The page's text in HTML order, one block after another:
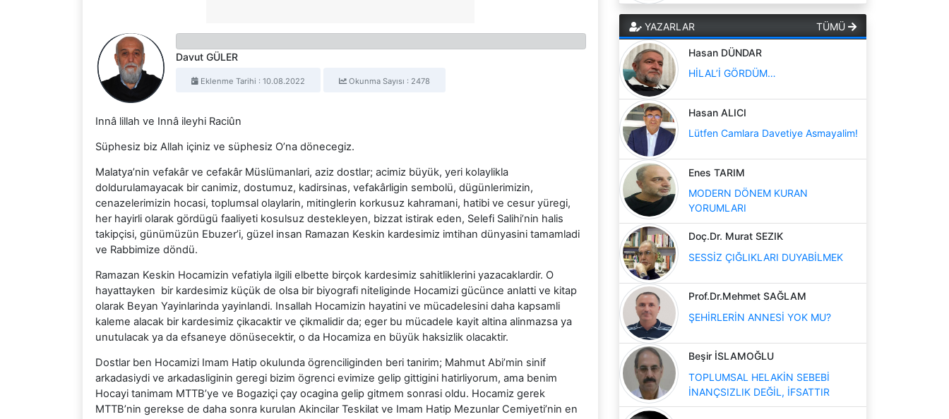
Davut GÜLER
Eklenme Tarihi : 10.08.2022 Okunma Sayısı : 2478
Innâ lillah ve Innâ ileyhi Raciûn
Süphesiz biz Allah içiniz ve süphesiz O’na dönecegiz.
Malatya’nin vefakâr ve cefakâr Müslümanlari, aziz dostlar; acimiz büyük, yeri kolaylikla
doldurulamayacak bir canimiz, dostumuz, kadirsinas, vefakârligin sembolü, dügünlerimizin,
cenazelerimizin hocasi, toplumsal olaylarin, mitinglerin korkusuz kahramani, hatibi ve cesur yüregi,
her hayirli olarak gördügü faaliyeti kosulsuz destekleyen, bizzat istirak eden, Selefi Salihi’nin halis
takipçisi, günümüzün Ebuzer’i, güzel insan Ramazan Keskin kardesimiz imtihan dünyasini tamamladi
ve Rabbimize döndü.
Ramazan Keskin Hocamizin vefatiyla ilgili elbette birçok kardesimiz sahitliklerini yazacaklardir. O
hayattayken bir kardesimiz küçük de olsa bir biyografi niteliginde Hocamizi gücünce anlatti ve kitap
olarak Beyan Yayinlarinda yayinlandi. Insallah Hocamizin hayatini ve mücadelesini daha kapsamli
kaleme alacak bir kardesimiz çikacaktir ve çikmalidir da; eger bu mücadele kayit altina alinmazsa ya
unutulacak ya da efsaneye dönüsecektir, o da Hocamiza en büyük haksizlik olacaktir.
Dostlar ben Hocamizi Imam Hatip okulunda ögrenciliginden beri tanirim; Mahmut Abi’min sinif
arkadasiydi ve arkadasliginin geregi bizim ögrenci evimize gelip gittigini hatirliyorum, ama benim
Hocayi tanimam MTTB’ye ve Bogaziçi çay ocagina gelip gitmem sonrasi oldu. Hocamiz gerek
MTTB’nin gerekse de daha sonra kurulan Akincilar Teskilat ve Imam Hatip Mezunlar Cemiyeti’nin en
YAZARLAR TÜMÜ
Hasan DÜNDAR
HİLAL’İ GÖRDÜM…
Hasan ALICI
Lütfen Camlara Davetiye Asmayalim!
Enes TARIM
MODERN DÖNEM KURAN
YORUMLARI
Doç.Dr. Murat SEZIK
SESSİZ ÇIĞLIKLARI DUYABİLMEK
Prof.Dr.Mehmet SAĞLAM
ŞEHİRLERİN ANNESİ YOK MU?
Beşir İSLAMOĞLU
TOPLUMSAL HELAKİN SEBEBİ
İNANÇSIZLIK DEĞİL, İFSATTIR